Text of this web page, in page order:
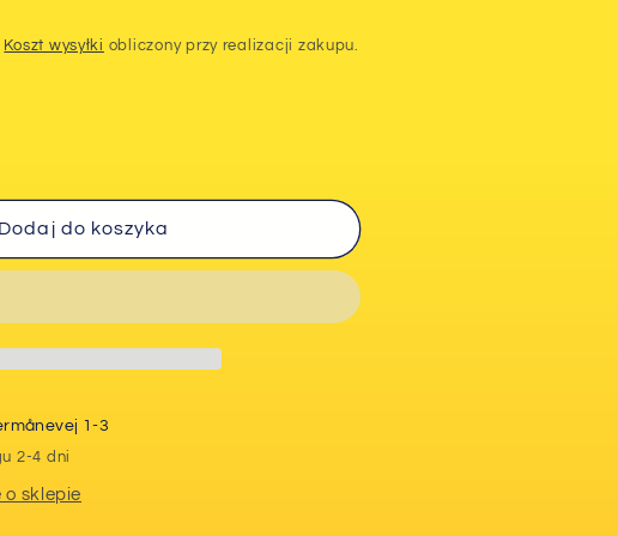
Koszt wysyłki obliczony przy realizacji zakupu.
Dodaj do koszyka
1-3
2-4 dni
o sklepie